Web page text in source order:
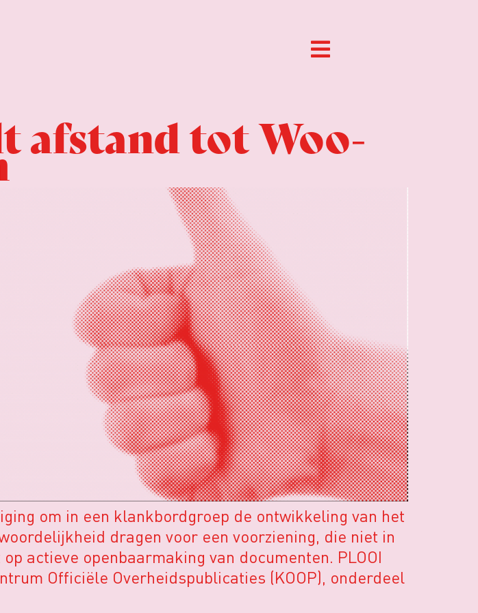
afstand tot Woo-
om in een klankbordgroep de ontwikkeling van het
dragen voor een voorziening, die niet in
actieve openbaarmaking van documenten. PLOOI
Officiële Overheidspublicaties (KOOP), onderdeel